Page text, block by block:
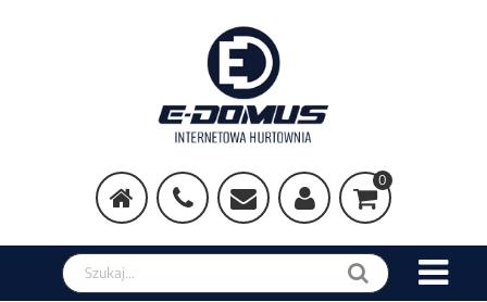
0
Szukaj w sklepie